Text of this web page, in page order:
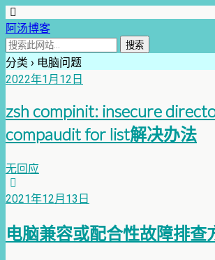
阿汤博客
分类 › 电脑问题
2022年1月12日
zsh compinit: insecure
compaudit for list解决办法
无回应
2021年12月13日
电脑兼容或配合性故障排查